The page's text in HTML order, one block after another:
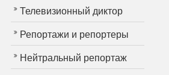
Телевизионный диктор
Репортажи и репортеры
Нейтральный репортаж